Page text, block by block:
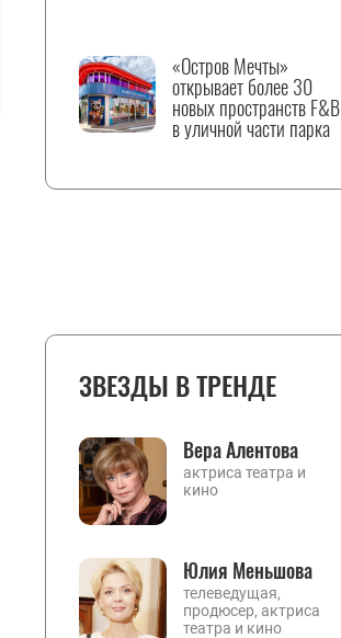
«Остров Мечты»
открывает более 30
новых пространств F&B
в уличной части парка
ЗВЕЗДЫ В ТРЕНДЕ
Вера Алентова
актриса театра и
кино
Юлия Меньшова
телеведущая,
продюсер, актриса
театра и кино